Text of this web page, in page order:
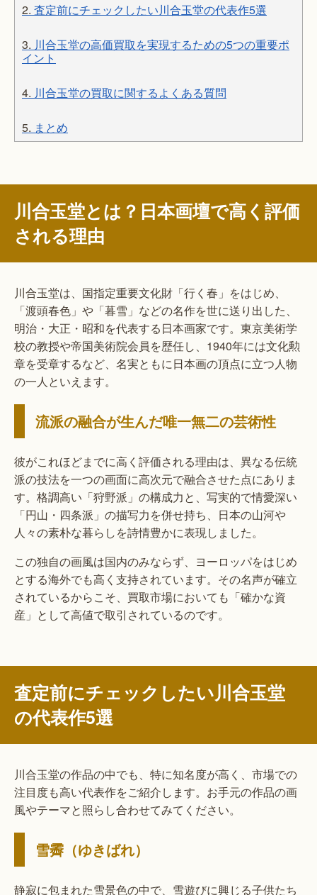
2. 査定前にチェックしたい川合玉堂の代表作5選
3. 川合玉堂の高価買取を実現するための5つの重要ポ
イント
4. 川合玉堂の買取に関するよくある質問
5. まとめ
川合玉堂とは？日本画壇で高く評価
される理由
川合玉堂は、国指定重要文化財「行く春」をはじめ、
「渡頭春色」や「暮雪」などの名作を世に送り出した、
明治・大正・昭和を代表する日本画家です。東京美術学
校の教授や帝国美術院会員を歴任し、1940年には文化勲
章を受章するなど、名実ともに日本画の頂点に立つ人物
の一人といえます。
流派の融合が生んだ唯一無二の芸術性
彼がこれほどまでに高く評価される理由は、異なる伝統
派の技法を一つの画面に高次元で融合させた点にありま
す。格調高い「狩野派」の構成力と、写実的で情愛深い
「円山・四条派」の描写力を併せ持ち、日本の山河や
人々の素朴な暮らしを詩情豊かに表現しました。
この独自の画風は国内のみならず、ヨーロッパをはじめ
とする海外でも高く支持されています。その名声が確立
されているからこそ、買取市場においても「確かな資
産」として高値で取引されているのです。
査定前にチェックしたい川合玉堂
の代表作5選
川合玉堂の作品の中でも、特に知名度が高く、市場での
注目度も高い代表作をご紹介します。お手元の作品の画
風やテーマと照らし合わせてみてください。
雪霽（ゆきばれ）
静寂に包まれた雪景色の中で、雪遊びに興じる子供たち